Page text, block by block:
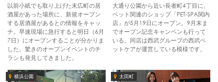
以前小紙でも取り上げた末広町の居
酒屋があった場所に、新規オープン
する居酒屋があるとの情報をキャッ
チ。早速現場に急行すると明日（6月
7日）にオープンすることが分かりま
した。驚きのオープンイベントのチ
ラシも発見してきました。
大通り公園から近い長者町4丁目に、
ペット関連のショップ「PET-SPA関内
店」が5月19日にオープン。9月末ま
でオープン記念キャンペンも行って
いる。同店は西武グループの西武ペ
ットケアが運営している模様です。
横浜公園
太田町